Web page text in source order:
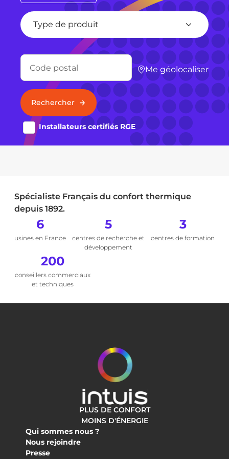
Type de produit
Me géolocaliser
Rechercher
Installateurs certifiés RGE
Spécialiste Français du confort thermique
depuis 1892.
6
usines en France
5
centres de recherche et
développement
3
centres de formation
200
conseillers commerciaux
et techniques
PLUS DE CONFORT
MOINS D'ÉNERGIE
Qui sommes nous ?
Nous rejoindre
Presse